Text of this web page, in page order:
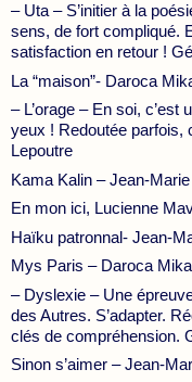
– Uta – S’initier à la
sens, de fort compliqué.
satisfaction en retour !
La “maison”- Daroca
– L’orage – En soi,
yeux ! Redoutée parfois,
Lepoutre
Kama Kalin – Jean-
En mon ici, Lucienne
Haïku patronnal- Jean-
Mys Paris – Daroca
– Dyslexie – Une
des Autres. S’adapter.
clés de compréhension.
Sinon s’aimer – Jean-